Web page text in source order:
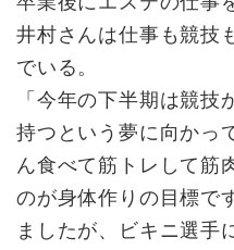
井村さんは仕事も競技
でいる。
「今年の下半期は競
持つという夢に向かっ
ん食べて筋トレして筋
のが身体作りの目標で
ましたが、ビキニ選手